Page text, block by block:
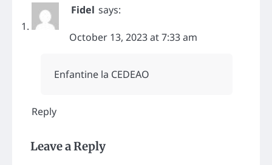
Fidel says:
October 13, 2023 at 7:33 am
Enfantine la CEDEAO
Reply
Leave a Reply